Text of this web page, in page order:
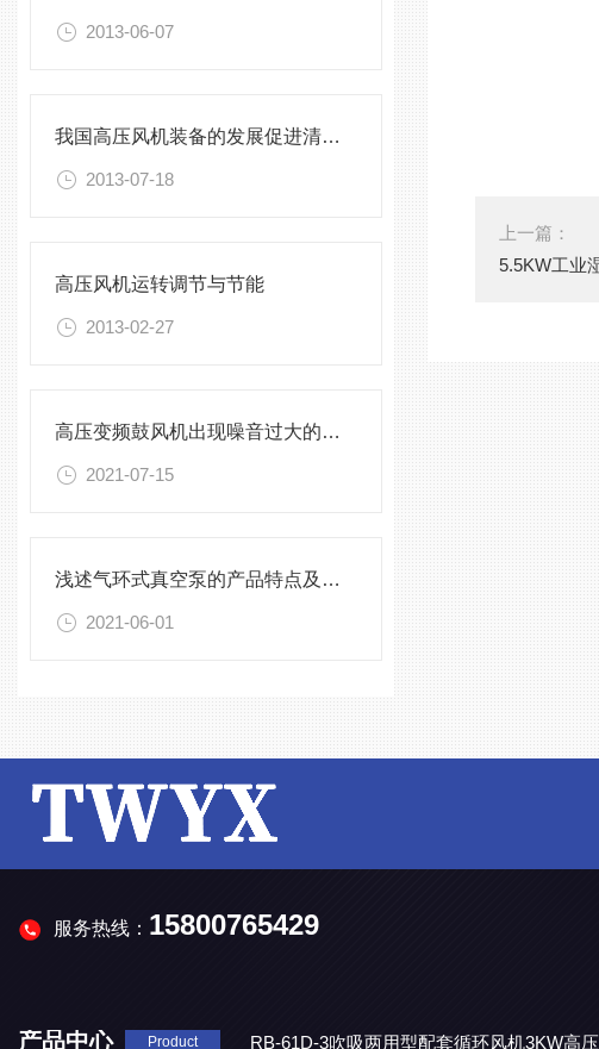
2013-06-07
我国高压风机装备的发展促进清洗设备更好发展
2013-07-18
高压风机运转调节与节能
2013-02-27
高压变频鼓风机出现噪音过大的解决方法介绍
2021-07-15
浅述气环式真空泵的产品特点及安装注意事项
2021-06-01
上一篇：
5.5KW工业
服务热线： 15800765429
产品中心 Product RB-61D-3吹吸两用型配套循环风机3KW高